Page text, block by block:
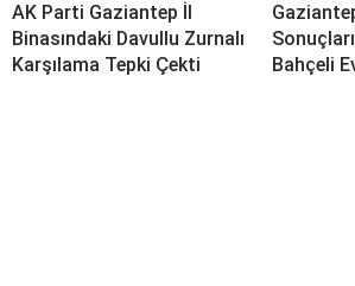
AK Parti Gaziantep İl
Binasındaki Davullu Zurnalı
Karşılama Tepki Çekti
Bahçeli